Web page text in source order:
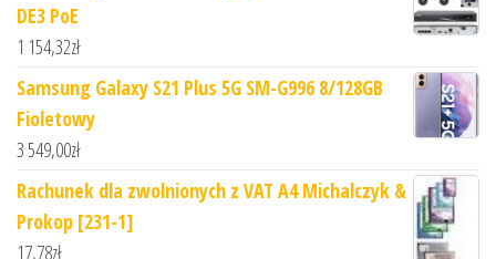
DE3 PoE
1 154,32zł
Samsung Galaxy S21 Plus 5G SM-G996 8/128GB
Fioletowy
3 549,00zł
Rachunek dla zwolnionych z VAT A4 Michalczyk &
Prokop [231-1]
17,78zł